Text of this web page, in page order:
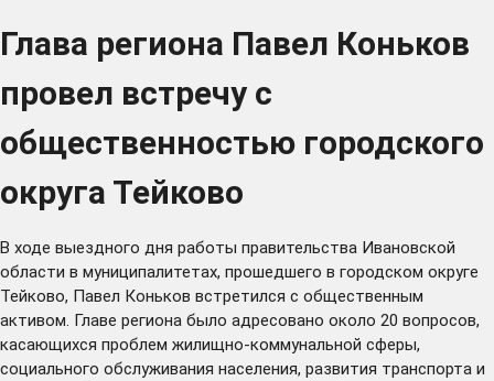
Глава региона Павел Коньков
провел встречу с
общественностью городского
округа Тейково
В ходе выездного дня работы правительства Ивановской
области в муниципалитетах, прошедшего в городском округе
Тейково, Павел Коньков встретился с общественным
активом. Главе региона было адресовано около 20 вопросов,
касающихся проблем жилищно-коммунальной сферы,
социального обслуживания населения, развития транспорта и